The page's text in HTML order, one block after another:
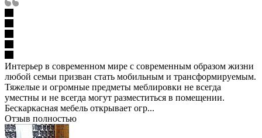
Интерьер в современном мире с современным образом жизни
любой семьи призван стать мобильным и трансформируемым.
Тяжелые и огромные предметы меблировки не всегда
уместны и не всегда могут разместиться в помещении.
Бескаркасная мебель открывает огр...
Отзыв полностью